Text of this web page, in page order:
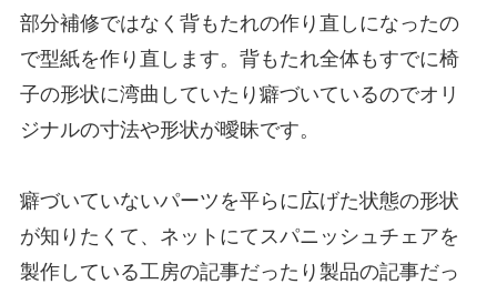
部分補修ではなく背もたれの作り直しになったの
で型紙を作り直します。背もたれ全体もすでに椅
子の形状に湾曲していたり癖づいているのでオリ
ジナルの寸法や形状が曖昧です。
癖づいていないパーツを平らに広げた状態の形状
が知りたくて、ネットにてスパニッシュチェアを
製作している工房の記事だったり製品の記事だっ